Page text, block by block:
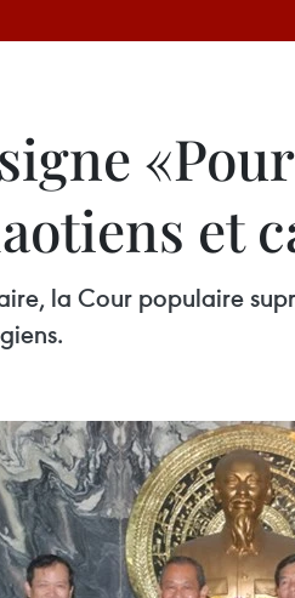
et
la Cour populaire